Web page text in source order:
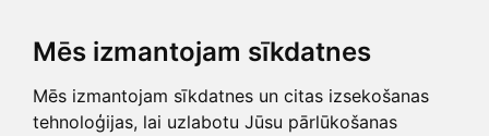
Mēs izmantojam sīkdatnes
Mēs izmantojam sīkdatnes un citas izsekošanas
tehnoloģijas, lai uzlabotu Jūsu pārlūkošanas